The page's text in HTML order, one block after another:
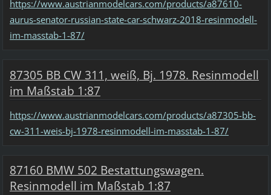
https://www.austrianmodelcars.com/products/a87610-
aurus-senator-russian-state-car-schwarz-2018-resinmodell-
im-masstab-1-87/
87305 BB CW 311, weiß, Bj. 1978. Resinmodell
im Maßstab 1:87
https://www.austrianmodelcars.com/products/a87305-bb-
cw-311-weis-bj-1978-resinmodell-im-masstab-1-87/
87160 BMW 502 Bestattungswagen.
Resinmodell im Maßstab 1:87